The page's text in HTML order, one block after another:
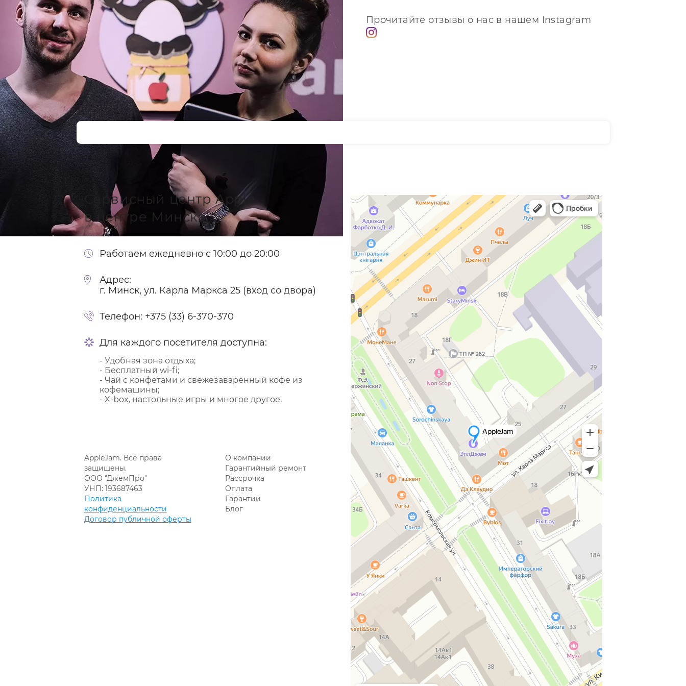
Прочитайте отзывы о нас в нашем Instagram
Сервисный центр Apple
в центре Минска
Работаем ежедневно с 10:00 до 20:00
Адрес:
г. Минск, ул. Карла Маркса 25 (вход со двора)
Телефон: +375 (33) 6-370-370
Для каждого посетителя доступна:
- Удобная зона отдыха;
- Бесплатный wi-fi;
- Чай с конфетами и свежезаваренный кофе из
кофемашины;
- X-box, настольные игры и многое другое.
AppleJam. Все права
защищены.
ООО "ДжемПро"
УНП: 193687463
Политика
конфиденциальности
Договор публичной оферты
О компании
Гарантийный ремонт
Рассрочка
Оплата
Гарантии
Блог